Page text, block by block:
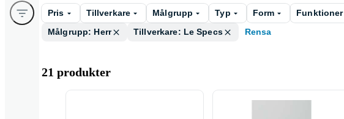
Pris Tillverkare Målgrupp Typ Form Funktioner
Målgrupp: Herr
Tillverkare: Le Specs Rensa
21 produkter